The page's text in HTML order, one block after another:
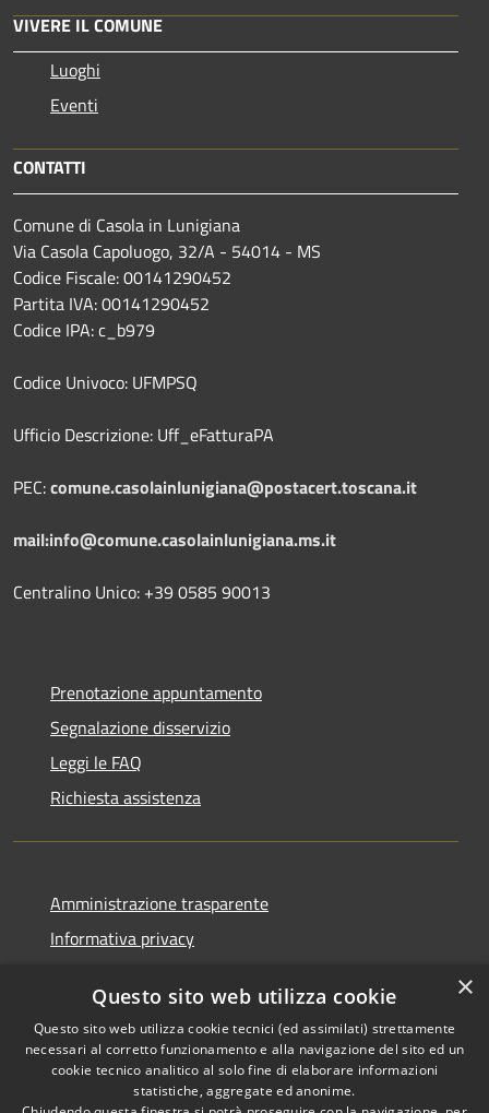
VIVERE IL COMUNE
Luoghi
Eventi
CONTATTI
Comune di Casola in Lunigiana
Via Casola Capoluogo, 32/A - 54014 - MS
Codice Fiscale: 00141290452
Partita IVA: 00141290452
Codice IPA: c_b979
Codice Univoco: UFMPSQ
Ufficio Descrizione: Uff_eFatturaPA
PEC:comune.casolainlunigiana@postacert.toscana.it
mail:info@comune.casolainlunigiana.ms.it
Centralino Unico: +39 0585 90013
Prenotazione appuntamento
Segnalazione disservizio
Leggi le FAQ
Richiesta assistenza
Amministrazione trasparente
Informativa privacy
Dichiarazione di accessibilità
×
Questo sito web utilizza cookie
Questo sito web utilizza cookie tecnici (ed assimilati) strettamente
necessari al corretto funzionamento e alla navigazione del sito ed un
cookie tecnico analitico al solo fine di elaborare informazioni
statistiche, aggregate ed anonime.